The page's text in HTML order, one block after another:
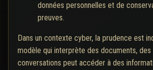
données personnelles et de
preuves.
Dans un contexte cyber, la prudence est
modèle qui interprète des documents,
conversations peut accéder à des